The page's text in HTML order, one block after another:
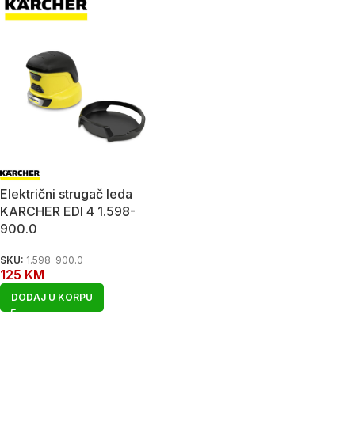
Električni strugač leda
KARCHER EDI 4 1.598-
900.0
SKU: 1.598-900.0
125 KM
DODAJ U KORPU